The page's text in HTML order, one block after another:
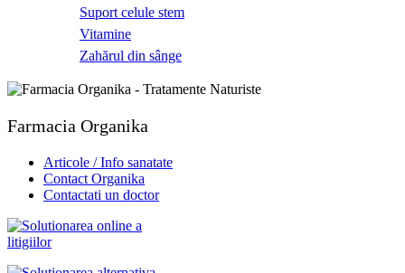
Suport celule stem
Vitamine
Zahărul din sânge
Farmacia Organika
Articole / Info sanatate
Contact Organika
Contactati un doctor